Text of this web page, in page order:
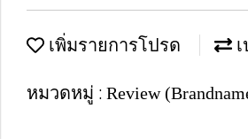
เพิ่มรายการโปรด
หมวดหมู่ : Review